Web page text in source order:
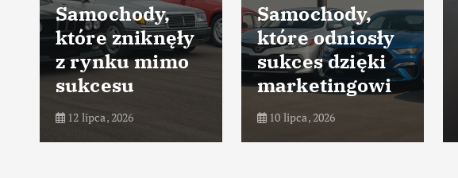
Samochody,
które zniknęły
z rynku mimo
sukcesu
12 lipca, 2026
Samochody,
które odniosły
sukces dzięki
marketingowi
10 lipca, 2026